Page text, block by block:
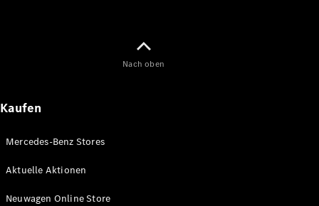
Nach oben
Kaufen
Mercedes-Benz Stores
Aktuelle Aktionen
Neuwagen Online Store